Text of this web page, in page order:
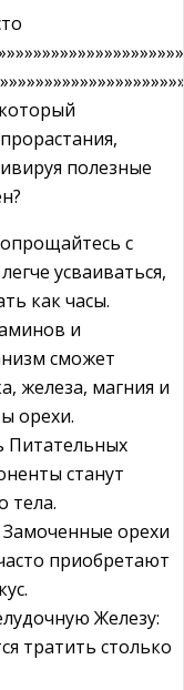
полезные
с
усваиваться,
как часы.
и
сможет
железа, магния и
орехи.
Питательных
станут
тела.
орехи
приобретают
Железу:
тратить столько